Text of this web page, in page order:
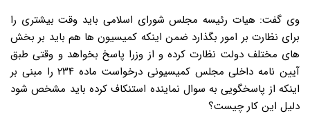
وی گفت: هیات رئیسه مجلس شورای اسلامی باید وقت بیشتری را
برای نظارت بر امور بگذارد ضمن اینکه کمیسیون ها هم باید بر بخش
های مختلف دولت نظارت کرده و از وزرا پاسخ بخواهد و وقتی طبق
آیین نامه داخلی مجلس کمیسیونی درخواست ماده ۲۳۴ را مبنی بر
اینکه از پاسخگویی به سوال نماینده استنکاف کرده باید مشخص شود
دلیل این کار چیست؟